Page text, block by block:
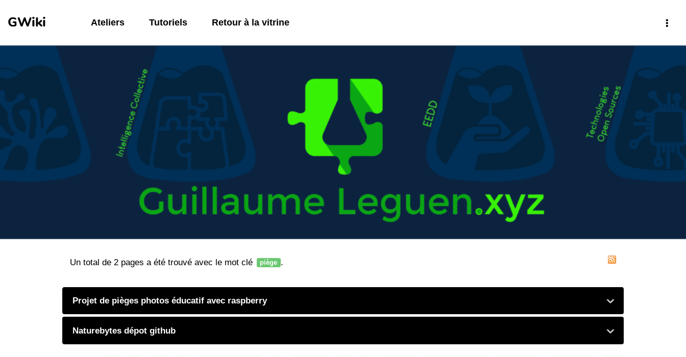
GWiki Ateliers Tutoriels Retour à la vitrine
Un total de 2 pages a été trouvé avec le mot clé piège .
Projet de pièges photos éducatif avec raspberry
Naturebytes dépot github